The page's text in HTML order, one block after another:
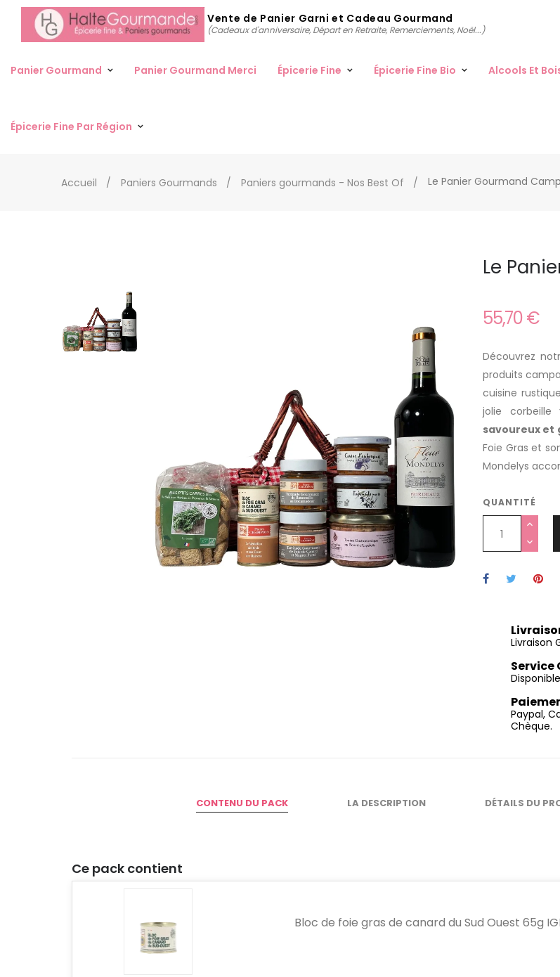
Vente de Panier Garni et Cadeau Gourmand
(Cadeaux d'anniversaire, Départ en Retraite, Remerciements, Noël...)
Panier Gourmand Panier Gourmand Merci Épicerie Fine Épicerie Fine Bio Alcools Et
Épicerie Fine Par Région
Accueil Paniers Gourmands Paniers gourmands - Nos Best Of Le Panier Gourmand
Le
55,70 €
Découvrez
produits
cuisine
jolie corbeille
savoureux et
Foie Gras et
Mondelys
QUANTITÉ
Livraison
Service
Paypal,
Chèque.
CONTENU DU PACK LA DESCRIPTION DÉTAILS DU
Ce pack contient
Bloc de foie gras de canard du Sud Ouest 65g